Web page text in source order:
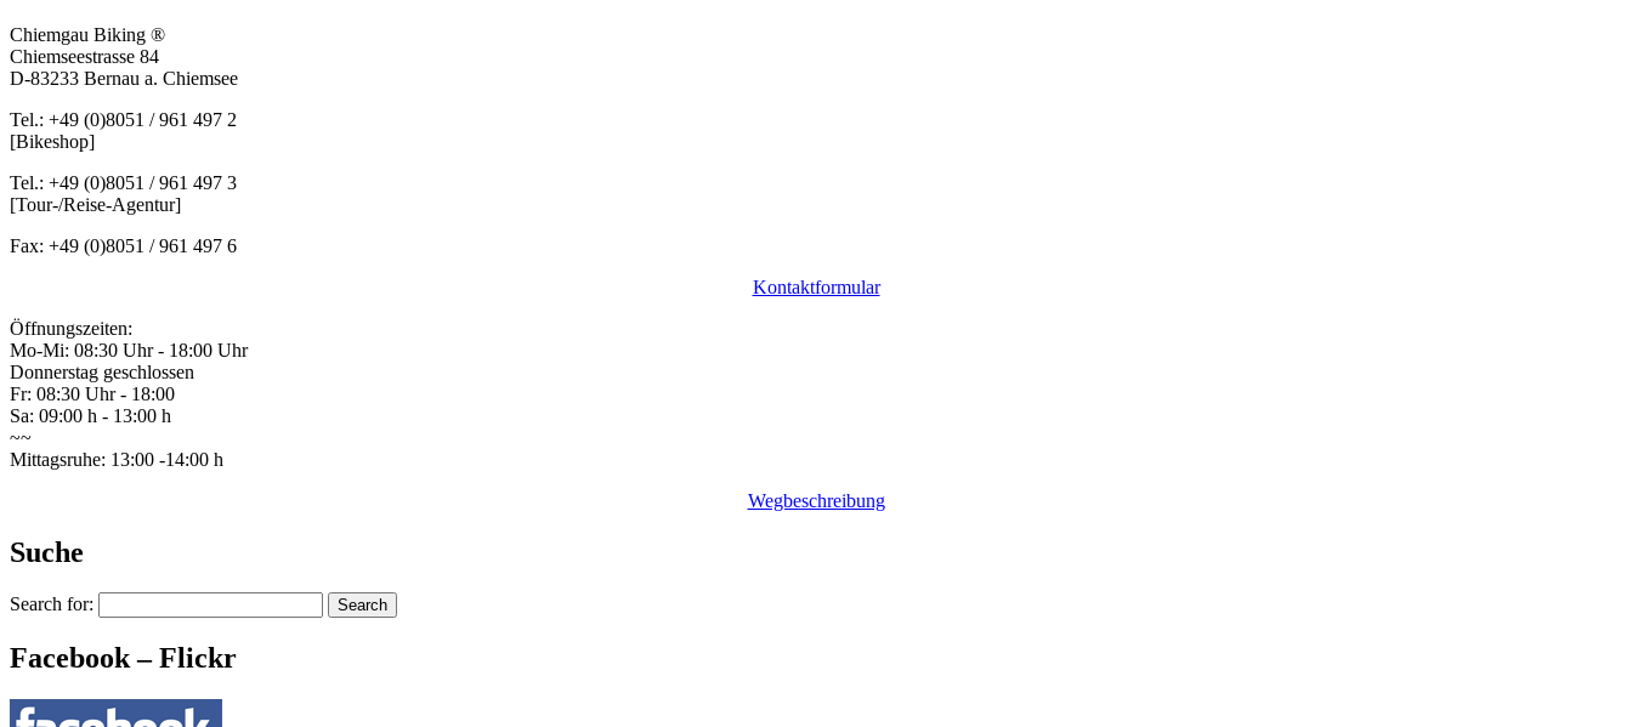
Chiemgau Biking ®
Chiemseestrasse 84
D-83233 Bernau a. Chiemsee
Tel.: +49 (0)8051 / 961 497 2
[Bikeshop]
Tel.: +49 (0)8051 / 961 497 3
[Tour-/Reise-Agentur]
Fax: +49 (0)8051 / 961 497 6
Kontaktformular
Öffnungszeiten:
Mo-Mi: 08:30 Uhr - 18:00 Uhr
Donnerstag geschlossen
Fr: 08:30 Uhr - 18:00
Sa: 09:00 h - 13:00 h
~~
Mittagsruhe: 13:00 -14:00 h
Wegbeschreibung
Suche
Search for:
Facebook – Flickr